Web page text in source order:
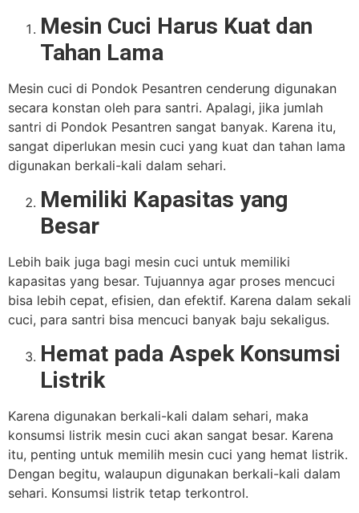
Mesin Cuci Harus Kuat dan
Tahan Lama
Mesin cuci di Pondok Pesantren cenderung digunakan
secara konstan oleh para santri. Apalagi, jika jumlah
santri di Pondok Pesantren sangat banyak. Karena itu,
sangat diperlukan mesin cuci yang kuat dan tahan lama
digunakan berkali-kali dalam sehari.
Memiliki Kapasitas yang
Besar
Lebih baik juga bagi mesin cuci untuk memiliki
kapasitas yang besar. Tujuannya agar proses mencuci
bisa lebih cepat, efisien, dan efektif. Karena dalam sekali
cuci, para santri bisa mencuci banyak baju sekaligus.
Hemat pada Aspek Konsumsi
Listrik
Karena digunakan berkali-kali dalam sehari, maka
konsumsi listrik mesin cuci akan sangat besar. Karena
itu, penting untuk memilih mesin cuci yang hemat listrik.
Dengan begitu, walaupun digunakan berkali-kali dalam
sehari. Konsumsi listrik tetap terkontrol.